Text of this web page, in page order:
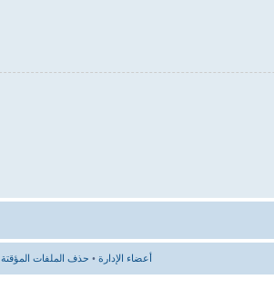
أعضاء الإدارة • حذف الملفات المؤقتة